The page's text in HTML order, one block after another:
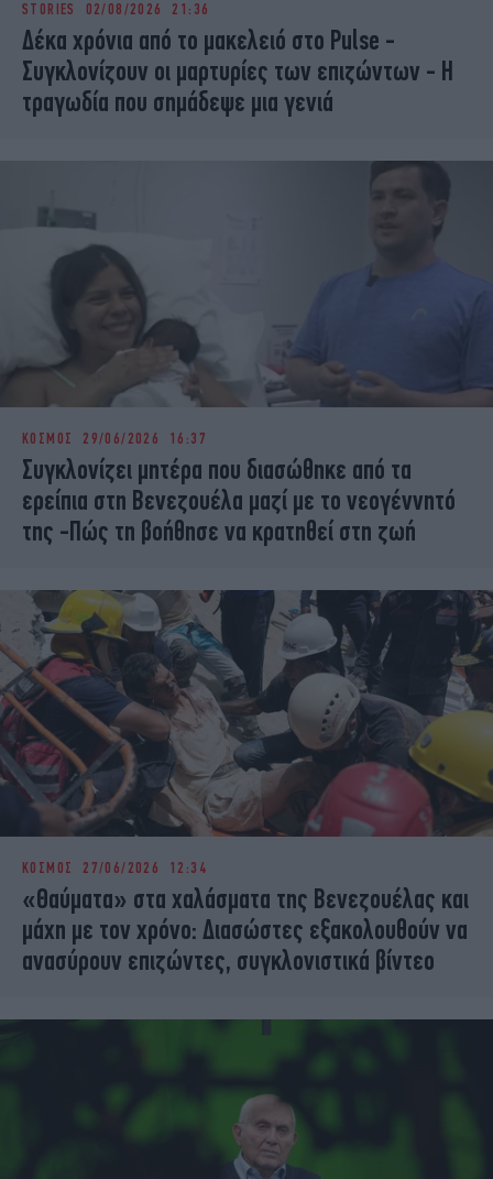
iBOOKS
OSCARS
THE OCEAN
MEDIA
ELAMEFORA
STORIES 02/08/2026 21:36
Δέκα χρόνια από το μακελειό στο Pulse -
Συγκλονίζουν οι μαρτυρίες των επιζώντων - Η
τραγωδία που σημάδεψε μια γενιά
ΚΟΣΜΟΣ 29/06/2026 16:37
Συγκλονίζει μητέρα που διασώθηκε από τα
ερείπια στη Βενεζουέλα μαζί με το νεογέννητό
της -Πώς τη βοήθησε να κρατηθεί στη ζωή
ΚΟΣΜΟΣ 27/06/2026 12:34
«Θαύματα» στα χαλάσματα της Βενεζουέλας και
μάχη με τον χρόνο: Διασώστες εξακολουθούν να
ανασύρουν επιζώντες, συγκλονιστικά βίντεο